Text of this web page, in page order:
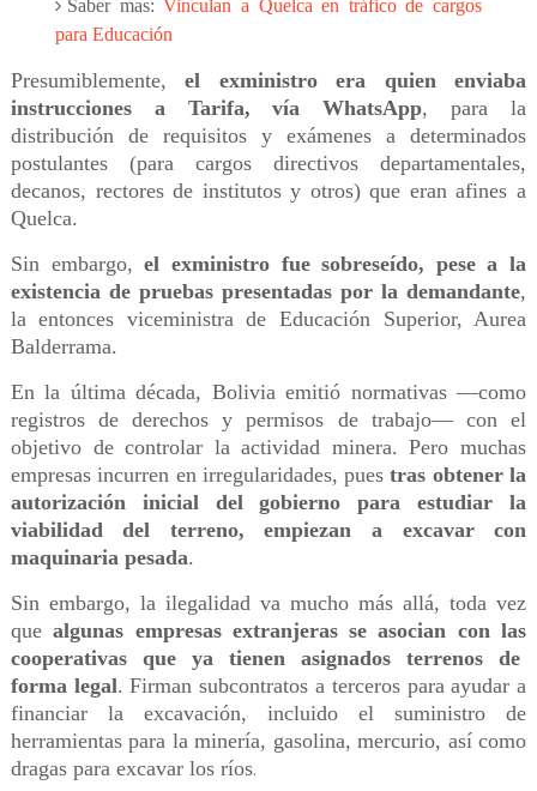
Saber mas:Vinculan a Quelca en tráfico de cargos
para Educación
Presumiblemente,el exministro era quien enviaba
instrucciones a Tarifa, vía WhatsApp, para la
distribución de requisitos y exámenes a determinados
postulantes (para cargos directivos departamentales,
decanos, rectores de institutos y otros) que eran afines a
Quelca.
Sin embargo,el exministro fue sobreseído, pese a la
existencia de pruebas presentadas por la demandante,
la entonces viceministra de Educación Superior, Aurea
Balderrama.
En la última década, Bolivia emitió normativas —como
registros de derechos y permisos de trabajo— con el
objetivo de controlar la actividad minera. Pero muchas
empresas incurren en irregularidades, puestras obtener la
autorización inicial del gobierno para estudiar la
viabilidad del terreno, empiezan a excavar con
maquinaria pesada.
Sin embargo, la ilegalidad va mucho más allá, toda vez
quealgunas empresas extranjeras se asocian con las
cooperativas que ya tienen asignados terrenos de
forma legal. Firman subcontratos a terceros para ayudar a
financiar la excavación, incluido el suministro de
herramientas para la minería, gasolina, mercurio, así como
dragas para excavar los ríos.